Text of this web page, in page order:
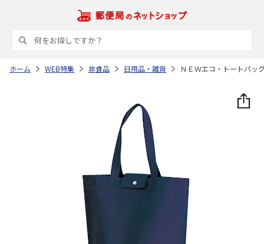
ホーム WEB特集 非食品 日用品・雑貨 ＮＥＷエコ・トートバ